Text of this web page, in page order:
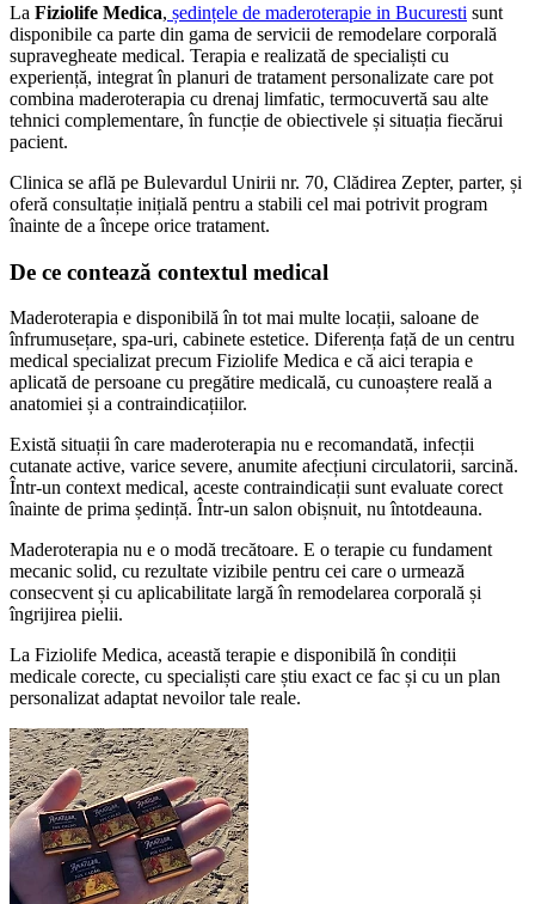
La Fiziolife Medica, ședințele de maderoterapie in Bucuresti sunt
disponibile ca parte din gama de servicii de remodelare corporală
supravegheate medical. Terapia e realizată de specialiști cu
experiență, integrat în planuri de tratament personalizate care pot
combina maderoterapia cu drenaj limfatic, termocuvertă sau alte
tehnici complementare, în funcție de obiectivele și situația fiecărui
pacient.
Clinica se află pe Bulevardul Unirii nr. 70, Clădirea Zepter, parter, și
oferă consultație inițială pentru a stabili cel mai potrivit program
înainte de a începe orice tratament.
De ce contează contextul medical
Maderoterapia e disponibilă în tot mai multe locații, saloane de
înfrumusețare, spa-uri, cabinete estetice. Diferența față de un centru
medical specializat precum Fiziolife Medica e că aici terapia e
aplicată de persoane cu pregătire medicală, cu cunoaștere reală a
anatomiei și a contraindicațiilor.
Există situații în care maderoterapia nu e recomandată, infecții
cutanate active, varice severe, anumite afecțiuni circulatorii, sarcină.
Într-un context medical, aceste contraindicații sunt evaluate corect
înainte de prima ședință. Într-un salon obișnuit, nu întotdeauna.
Maderoterapia nu e o modă trecătoare. E o terapie cu fundament
mecanic solid, cu rezultate vizibile pentru cei care o urmează
consecvent și cu aplicabilitate largă în remodelarea corporală și
îngrijirea pielii.
La Fiziolife Medica, această terapie e disponibilă în condiții
medicale corecte, cu specialiști care știu exact ce fac și cu un plan
personalizat adaptat nevoilor tale reale.